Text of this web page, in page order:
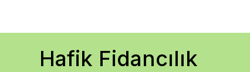
Hafik Fidancılık